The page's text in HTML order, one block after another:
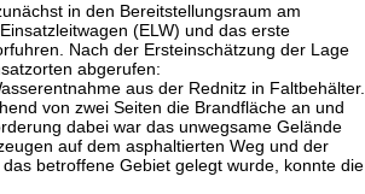
in den Bereitstellungsraum am
(ELW) und das erste
Nach der Ersteinschätzung der Lage
abgerufen:
aus der Rednitz in Faltbehälter.
von zwei Seiten die Brandfläche an und
dabei war das unwegsame Gelände
auf dem asphaltierten Weg und der
betroffene Gebiet gelegt wurde, konnte die